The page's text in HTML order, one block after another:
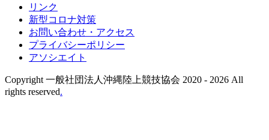
リンク
新型コロナ対策
お問い合わせ・アクセス
プライバシーポリシー
アソシエイト
Copyright 一般社団法人沖縄陸上競技協会 2020 - 2026 All
rights reserved.